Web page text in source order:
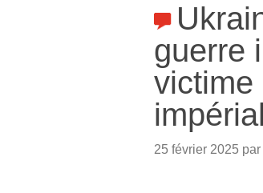
guerre
victime
25 février 2025 par